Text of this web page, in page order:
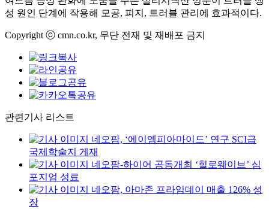
성 원인 단계에 작용해 모공, 피지, 트러블 관리에 효과적이다.
Copyright ⓒ cmn.co.kr, 무단 전재 및 재배포 금지
관련기사 리스트
네오팜, ‘에이엠피아마이드’ 연구 SCI급
국제학술지 게재
네오팜-하이어 공동개최 ‘힐로웨이브’ 심
포지엄 성료
네오팜, 아마존 프라임데이 매출 126% 성
장